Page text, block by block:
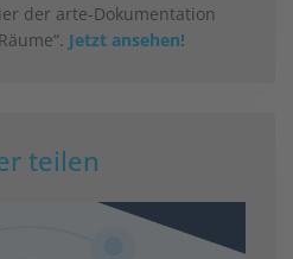
der arte-Dokumentation
Jetzt ansehen!
teilen